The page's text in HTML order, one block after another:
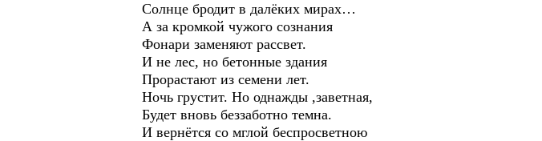
Солнце бродит в далёких мирах…
А за кромкой чужого сознания
Фонари заменяют рассвет.
И не лес, но бетонные здания
Прорастают из семени лет.
Ночь грустит. Но однажды ,заветная,
Будет вновь беззаботно темна.
И вернётся со мглой беспросветною